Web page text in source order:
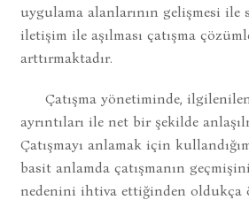
uygulama alanlarının gelişmesi ile
iletişim ile aşılması çatışma
arttırmaktadır.
Çatışma yönetiminde,
ayrıntıları ile net bir şekilde
Çatışmayı anlamak için
basit anlamda çatışmanın
nedenini ihtiva ettiğinden oldukça